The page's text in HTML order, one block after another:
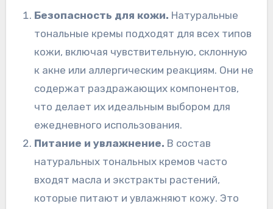
Безопасность для кожи. Натуральные
тональные кремы подходят для всех типов
кожи, включая чувствительную, склонную
к акне или аллергическим реакциям. Они не
содержат раздражающих компонентов,
что делает их идеальным выбором для
ежедневного использования.
Питание и увлажнение. В состав
натуральных тональных кремов часто
входят масла и экстракты растений,
которые питают и увлажняют кожу. Это